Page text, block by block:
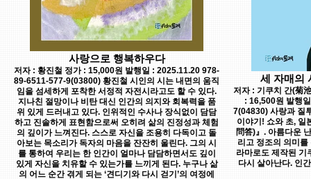
사랑으로 행복하우다
저자 : 황진철 정가 : 15,000원 발행일 : 2025.11.20 978-
89-6511-577-9(03800) 황진철 시인의 시는 내면의 움직
임을 섬세하게 포착한 서정적 자전시라고도 할 수 있다.
지나친 절망이나 비탄 대신 인간의 의지와 회복력을 품
위 있게 드러내고 있다. 인위적인 수사나 장식없이 담담
하고 진솔하게 표현함으로써 오히려 삶의 진정성과 체험
의 깊이가 느껴진다. 스스로 자신을 조용히 다독이고 돌
아보는 목소리가 독자의 마음을 잔잔히 울린다. 그의 시
를 통하여 우리는 한 인간이 얼마나 담담하면서도 깊이
있게 자신을 치유할 수 있는가를 느끼게 된다. 누구나 삶
의 어느 순간 겪게 되는 ‘견디기와 다시 걷기’의 여정에
세 자매의
저자 : 기쿠치 간(菊
: 16,500원 발행
7(04830) 사랑과 질
이야기! 쇼와 초, 일
問答)』. 아름다운
리고 정조의 의미
라마로도 제작된 기
다시 살아난다. 인